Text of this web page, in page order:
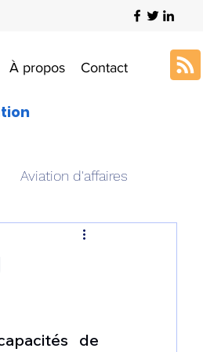
À propos Contact
Aviation d'affaires
Art & Aviation
de